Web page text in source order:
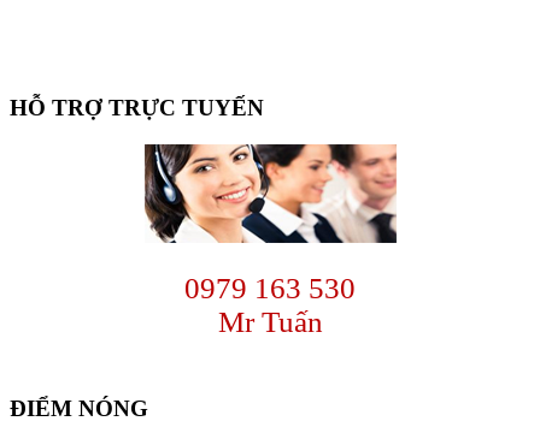
Primary
HỖ TRỢ TRỰC TUYẾN
0979 163 530
Mr Tuấn
ĐIỂM NÓNG